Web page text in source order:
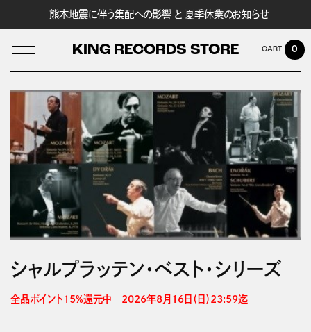
熊本地震に伴う集配への影響 と 夏季休業のお知らせ
KING RECORDS STORE
LOG IN
0
シャルプラッテン・ベスト・シリーズ
全品ポイント15%還元中　2026年8月16日（日）23:59迄